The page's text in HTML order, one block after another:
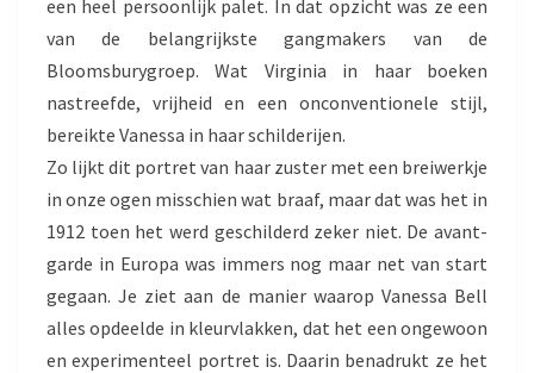
een heel persoonlijk palet. In dat opzicht was ze een
van de belangrijkste gangmakers van de
Bloomsburygroep. Wat Virginia in haar boeken
nastreefde, vrijheid en een onconventionele stijl,
bereikte Vanessa in haar schilderijen.
Zo lijkt dit portret van haar zuster met een breiwerkje
in onze ogen misschien wat braaf, maar dat was het in
1912 toen het werd geschilderd zeker niet. De avant-
garde in Europa was immers nog maar net van start
gegaan. Je ziet aan de manier waarop Vanessa Bell
alles opdeelde in kleurvlakken, dat het een ongewoon
en experimenteel portret is. Daarin benadrukt ze het